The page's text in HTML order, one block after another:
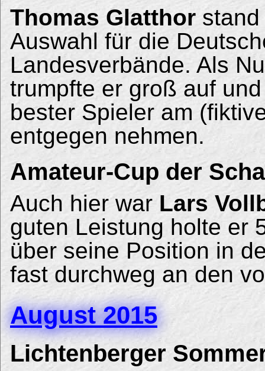
Thomas Glatthor
Auswahl für die
Landesverbände. Als
trumpfte er groß auf
bester Spieler am
entgegen nehmen.
Amateur-Cup der
Auch hier war Lars
guten Leistung holte er
über seine Position in
fast durchweg an den
August 2015
Lichtenberger